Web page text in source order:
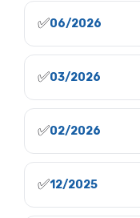
✅06/2026
✅03/2026
✅02/2026
✅12/2025